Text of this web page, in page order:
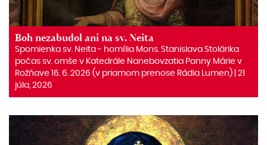
Boh nezabudol ani na sv. Neita
Spomienka sv. Neita ‒ homília Mons. Stanislava Stolárika
počas sv. omše v Katedrále Nanebovzatia Panny Márie v
Rožňave 16. 6. 2026 (v priamom prenose Rádia Lumen) | 21
júla, 2026